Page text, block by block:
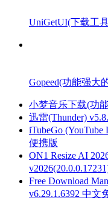
UniGetUI(下载工
Gopeed(功能强大
小梦音乐下载(功
迅雷(Thunder)
iTubeGo
便携版
ON1 Resize AI
Free Download
v6.29.1.6392 中文